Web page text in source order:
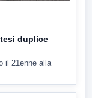
duplice
il 21enne alla